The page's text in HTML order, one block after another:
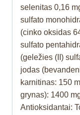
selenitas 0,16
sulfato
(cinko oksidas
sulfato
(geležies (II)
jodas
karnitinas: 150
grynas): 1400
Antioksidantai: